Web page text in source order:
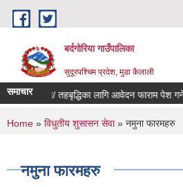
Skip to main content
बर्दगोरिया गाउँपालिका
सुदूरपश्चिम प्रदेश, मुडा कैलाली
समाचार
तह मिलान/ तहबृद्धिका लागि आवेदन फाराम पेश गर्ने
You are here
Home » विधुतीय शुसासन सेवा» नमुना फारमहरु
नमुना फारमहरु